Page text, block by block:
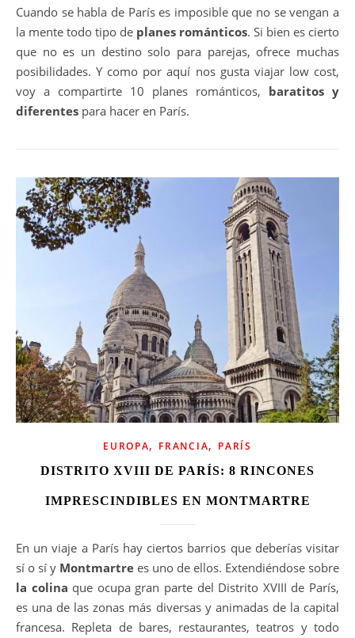
Cuando se habla de París es imposible que no se vengan a
la mente todo tipo de planes románticos. Si bien es cierto
que no es un destino solo para parejas, ofrece muchas
posibilidades. Y como por aquí nos gusta viajar low cost,
voy a compartirte 10 planes románticos, baratitos y
diferentes para hacer en París.
EUROPA, FRANCIA, PARÍS
DISTRITO XVIII DE PARÍS: 8 RINCONES
IMPRESCINDIBLES EN MONTMARTRE
En un viaje a París hay ciertos barrios que deberías visitar
sí o sí y Montmartre es uno de ellos. Extendiéndose sobre
la colina que ocupa gran parte del Distrito XVIII de París,
es una de las zonas más diversas y animadas de la capital
francesa. Repleta de bares, restaurantes, teatros y todo